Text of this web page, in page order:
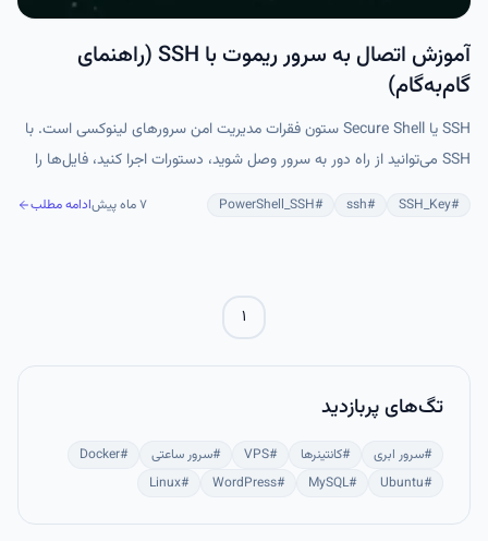
آموزش اتصال به سرور ریموت با SSH (راهنمای
گام‌به‌گام)
SSH یا Secure Shell ستون فقرات مدیریت امن سرورهای لینوکسی است. با
SSH می‌توانید از راه دور به سرور وصل شوید، دستورات اجرا کنید، فایل‌ها را
#
SSH_Key
#
ssh
#
PowerShell_SSH ۷ ماه پیش ادامه مطلب
۱
تگ‌های پربازدید
#سرور ابری #کانتینرها #
VPS
#سرور ساعتی #
Docker
#
Ubuntu
#
MySQL
#
WordPress
#
Linux